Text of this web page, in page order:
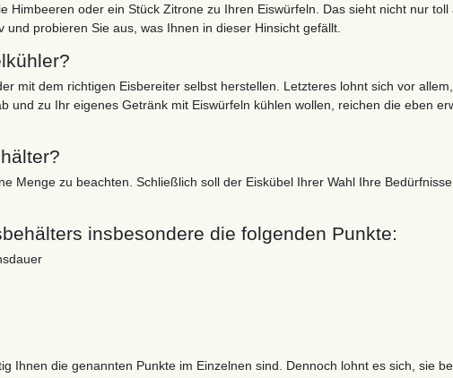
Himbeeren oder ein Stück Zitrone zu Ihren Eiswürfeln. Das sieht nicht nur
probieren Sie aus, was Ihnen in dieser Hinsicht gefällt.
mit dem richtigen Eisbereiter selbst herstellen. Letzteres lohnt sich vor
und zu Ihr eigenes Getränk mit Eiswürfeln kühlen wollen, reichen die eben
Menge zu beachten. Schließlich soll der Eiskübel Ihrer Wahl Ihre
insbesondere die folgenden Punkte:
Ihnen die genannten Punkte im Einzelnen sind. Dennoch lohnt es sich, sie